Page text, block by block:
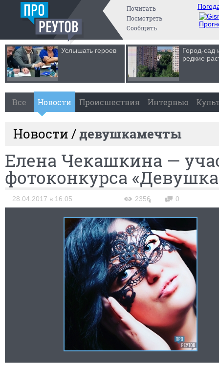
Почитать
Посмотреть
Сообщить
Услышать героев
Город-сад
редкие
Все Новости Происшествия Интервью
Новости /девушкамечты
Елена Чекашкина —
фотоконкурса
28.04.2017 в 16:05 2356 0